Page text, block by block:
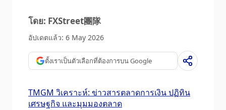
โดย: FXStreet團隊
อัปเดตแล้ว: 6 May 2026
ตั้งเราเป็นตัวเลือกที่ต้องการบน Google
TMGM วิเคราะห์: ข่าวสารตลาดการเงิน ปฏิทิน
เศรษฐกิจ และมุมมองตลาด